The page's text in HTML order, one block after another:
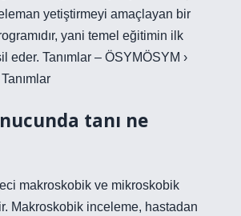
yetiştirmeyi amaçlayan bir
yani temel eğitimin ilk
eder. Tanımlar – ÖSYMÖSYM ›
tanı ne
makroskobik ve mikroskobik
Makroskobik inceleme, hastadan